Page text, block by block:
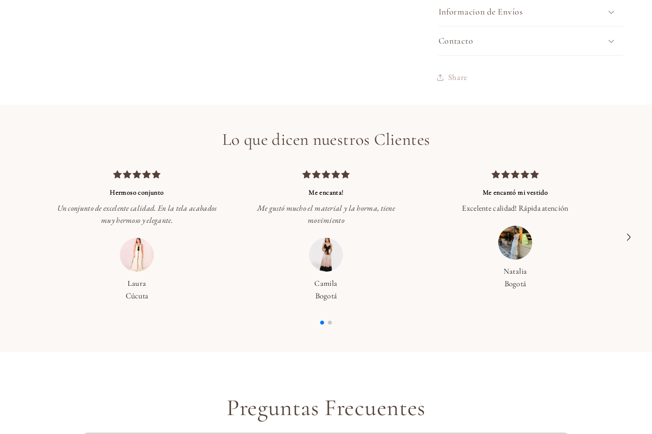
Informacion de Envíos
Contacto
Share
Lo que dicen nuestros Clientes
Hermoso conjunto
Un conjunto de excelente calidad. En la tela acabados
muy hermoso y elegante.
Laura
Cúcuta
Me encanta!
Me gustó mucho el material y la horma, tiene
movimiento
Camila
Bogotá
Me encantó mi vestido
Excelente calidad! Rápida atención
Natalia
Bogotá
Preguntas Frecuentes